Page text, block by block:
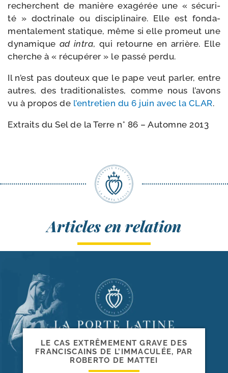
recherchent de manière exa­gé­rée une « sécu­ri­
té » doc­tri­nale ou dis­ci­pli­naire. Elle est fon­da­
men­ta­le­ment sta­tique, même si elle pro­meut une
dyna­mique ad intra, qui retourne en arrière. Elle
cherche à « récu­pé­rer » le pas­sé perdu.
Il n’est pas dou­teux que le pape veut par­ler, entre
autres, des tra­di­tio­na­listes, comme nous l’avons
vu à pro­pos de l’entretien du 6 juin avec la CLAR.
Extraits du Sel de la Terre n° 86 – Automne 2013
Articles en relation
LE CAS EXTRÊMEMENT GRAVE DES
FRANCISCAINS DE L’IMMACULÉE, PAR
ROBERTO DE MATTEI